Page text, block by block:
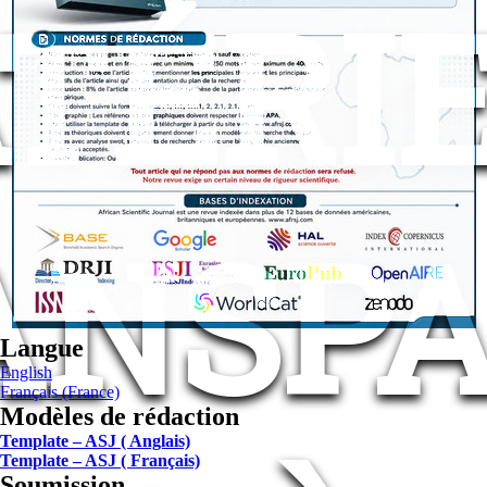
Langue
English
Français (France)
Modèles de rédaction
Template – ASJ ( Anglais)
Template – ASJ ( Français)